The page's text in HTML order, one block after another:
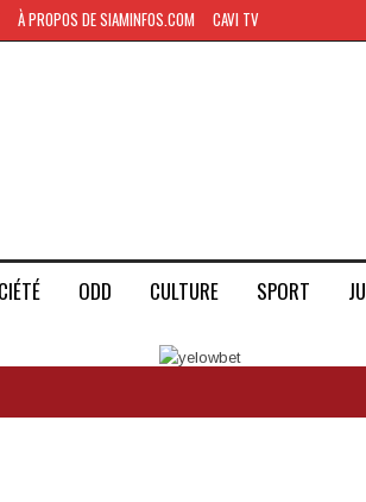
À PROPOS DE SIAMINFOS.COM CAVI TV
ODD CULTURE SPORT